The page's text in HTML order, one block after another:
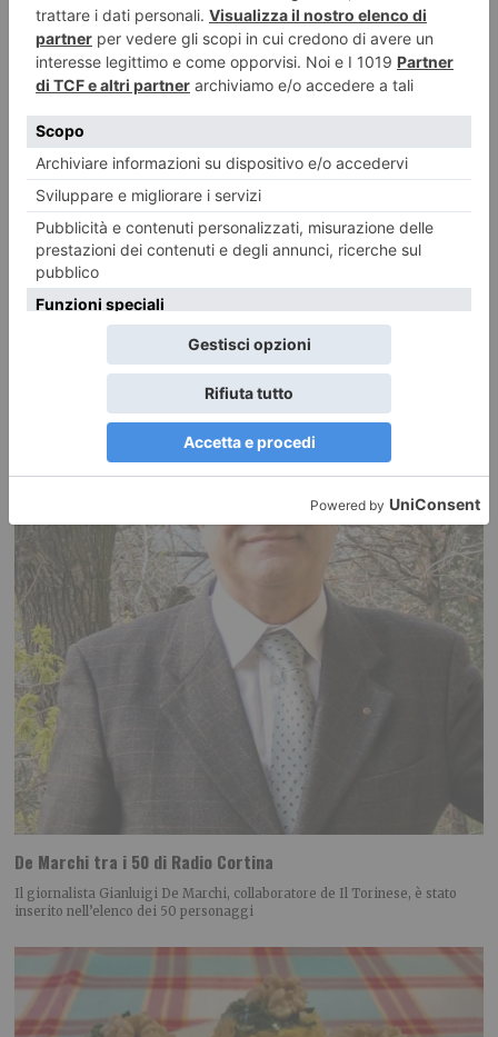
Le delizie del Caffè Al Bicerin
A cura di piemonteitalia.eu Leggi l’articolo:
bicerin Leggi qui le ultime notizie: IL TORINESE
De Marchi tra i 50 di Radio Cortina
Il giornalista Gianluigi De Marchi, collaboratore de Il Torinese, è stato
inserito nell’elenco dei 50 personaggi